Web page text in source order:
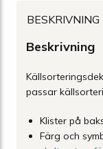
BESKRIVNING
Beskrivning
passar
Klister på
Färg och